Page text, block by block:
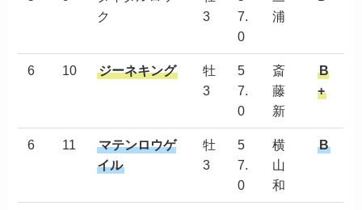
ク
3
7.
0
浦
6 10 ジーネキング
牡
3
5
7.
0
斎
藤
新
B
+
6 11
マテンロウゲ
イル
牡
3
5
7.
0
横
山
和
B